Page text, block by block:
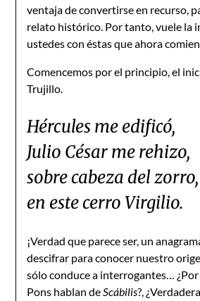
ventaja de convertirse en recurso,
relato histórico. Por tanto, vuele la
ustedes con éstas que ahora
Comencemos por el principio, el
Trujillo.
Hércules me edificó,
Julio César me rehizo,
sobre cabeza del zorro,
en este cerro Virgilio.
¡Verdad que parece ser, un
descifrar para conocer nuestro
sólo conduce a interrogantes…
Pons hablan deScábilis?,